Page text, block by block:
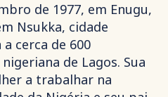
de 1977, em Enugu,
Nsukka, cidade
cerca de 600
de Lagos. Sua
a trabalhar na